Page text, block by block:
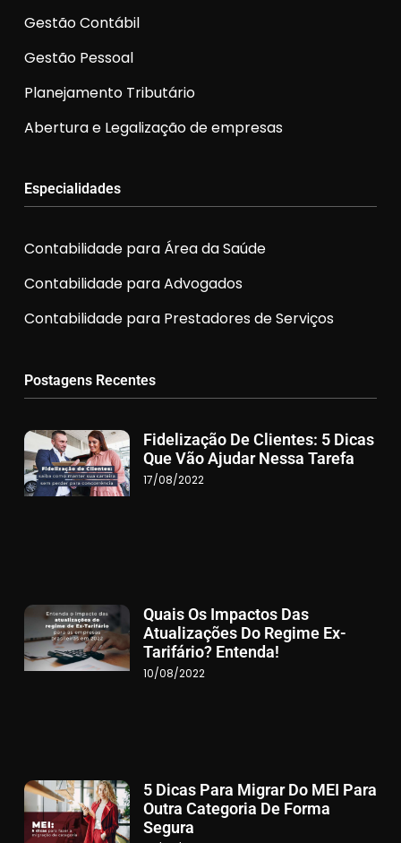
Gestão Contábil
Gestão Pessoal
Planejamento Tributário
Abertura e Legalização de empresas
Especialidades
Contabilidade para Área da Saúde
Contabilidade para Advogados
Contabilidade para Prestadores de Serviços
Postagens Recentes
Fidelização De Clientes: 5 Dicas
Que Vão Ajudar Nessa Tarefa
17/08/2022
Quais Os Impactos Das
Atualizações Do Regime Ex-
Tarifário? Entenda!
10/08/2022
5 Dicas Para Migrar Do MEI Para
Outra Categoria De Forma
Segura